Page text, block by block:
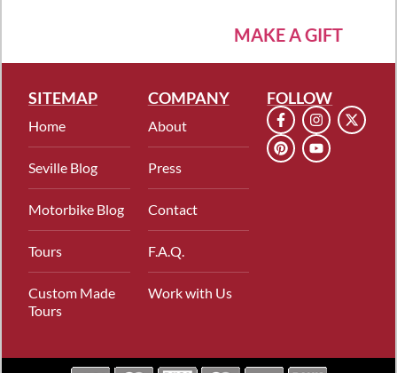
MAKE A GIFT
SITEMAP
Home
Seville Blog
Motorbike Blog
Tours
Custom Made
Tours
COMPANY
About
Press
Contact
F.A.Q.
Work with Us
FOLLOW